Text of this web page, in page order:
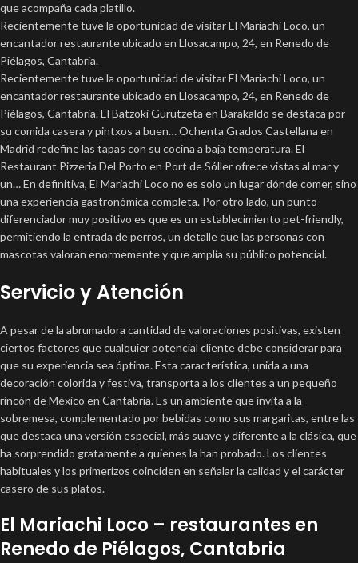
que acompaña cada platillo.
Recientemente tuve la oportunidad de visitar El Mariachi Loco, un
encantador restaurante ubicado en Llosacampo, 24, en Renedo de
Piélagos, Cantabria.
Recientemente tuve la oportunidad de visitar El Mariachi Loco, un
encantador restaurante ubicado en Llosacampo, 24, en Renedo de
Piélagos, Cantabria. El Batzoki Gurutzeta en Barakaldo se destaca por
su comida casera y pintxos a buen… Ochenta Grados Castellana en
Madrid redefine las tapas con su cocina a baja temperatura. El
Restaurant Pizzeria Del Porto en Port de Sóller ofrece vistas al mar y
un… En definitiva, El Mariachi Loco no es solo un lugar dónde comer, sino
una experiencia gastronómica completa. Por otro lado, un punto
diferenciador muy positivo es que es un establecimiento pet-friendly,
permitiendo la entrada de perros, un detalle que las personas con
mascotas valoran enormemente y que amplía su público potencial.
Servicio y Atención
A pesar de la abrumadora cantidad de valoraciones positivas, existen
ciertos factores que cualquier potencial cliente debe considerar para
que su experiencia sea óptima. Esta característica, unida a una
decoración colorida y festiva, transporta a los clientes a un pequeño
rincón de México en Cantabria. Es un ambiente que invita a la
sobremesa, complementado por bebidas como sus margaritas, entre las
que destaca una versión especial, más suave y diferente a la clásica, que
ha sorprendido gratamente a quienes la han probado. Los clientes
habituales y los primerizos coinciden en señalar la calidad y el carácter
casero de sus platos.
El Mariachi Loco – restaurantes en
Renedo de Piélagos, Cantabria